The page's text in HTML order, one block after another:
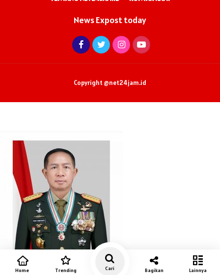
News Expost today
Copyright @net24jam.id
Home Trending Cari Bagikan Lainnya